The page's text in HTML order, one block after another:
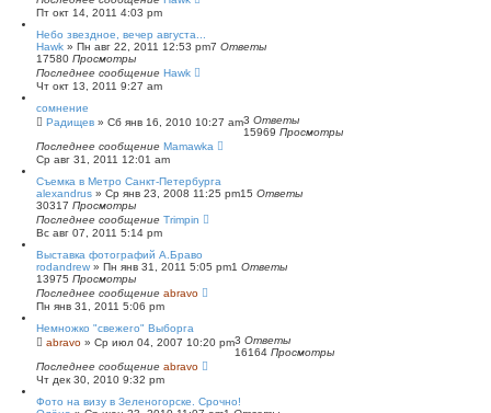
Пт окт 14, 2011 4:03 pm
Небо звездное, вечер августа...
Hawk » Пн авг 22, 2011 12:53 pm7 Ответы
17580 Просмотры
Последнее сообщение Hawk
Чт окт 13, 2011 9:27 am
сомнение
Радищев » Сб янв 16, 2010 10:27 am3 Ответы
15969 Просмотры
Последнее сообщение Mamawka
Ср авг 31, 2011 12:01 am
Съемка в Метро Санкт-Петербурга
alexandrus » Ср янв 23, 2008 11:25 pm15 Ответы
30317 Просмотры
Последнее сообщение Trimpin
Вс авг 07, 2011 5:14 pm
Выставка фотографий А.Браво
rodandrew » Пн янв 31, 2011 5:05 pm1 Ответы
13975 Просмотры
Последнее сообщение abravo
Пн янв 31, 2011 5:06 pm
Немножко "свежего" Выборга
abravo » Ср июл 04, 2007 10:20 pm3 Ответы
16164 Просмотры
Последнее сообщение abravo
Чт дек 30, 2010 9:32 pm
Фото на визу в Зеленогорске. Срочно!